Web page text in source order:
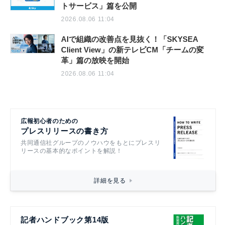
トサービス」篇を公開
2026.08.06 11:04
AIで組織の改善点を見抜く！「SKYSEA
Client View」の新テレビCM「チームの変
革」篇の放映を開始
2026.08.06 11:04
広報初心者のための
プレスリリースの書き方
共同通信社グループのノウハウをもとにプレスリ
リースの基本的なポイントを解説！
詳細を見る
記者ハンドブック第14版